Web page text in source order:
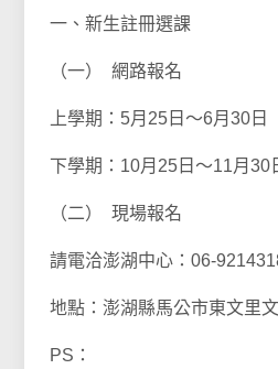
一、新生註冊選課
（一） 網路報名
上學期：5月25日～6月30日
下學期：10月25日～11月30
（二） 現場報名
請電洽澎湖中心：06-
地點：澎湖縣馬公市東文里
PS：